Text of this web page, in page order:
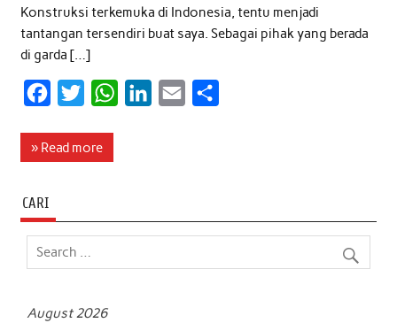
Konstruksi terkemuka di Indonesia, tentu menjadi
tantangan tersendiri buat saya. Sebagai pihak yang berada
di garda […]
c
o
o
i
e
W
A
d
» Read more
CARI
August 2026